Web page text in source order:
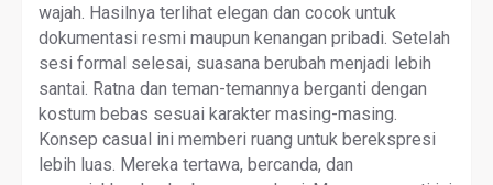
wajah. Hasilnya terlihat elegan dan cocok untuk
dokumentasi resmi maupun kenangan pribadi. Setelah
sesi formal selesai, suasana berubah menjadi lebih
santai. Ratna dan teman-temannya berganti dengan
kostum bebas sesuai karakter masing-masing.
Konsep casual ini memberi ruang untuk berekspresi
lebih luas. Mereka tertawa, bercanda, dan